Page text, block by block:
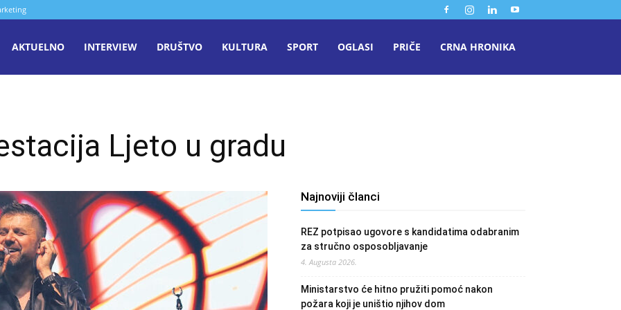
AKTUELNO INTERVIEW DRUŠTVO KULTURA SPORT OGLASI PRIČE CRNA HRONIKA
Ljeto u gradu
Najnoviji članci
REZ potpisao ugovore s kandidatima odabranim
za stručno osposobljavanje
4. Augusta 2026.
Ministarstvo će hitno pružiti pomoć nakon
požara koji je uništio njihov dom